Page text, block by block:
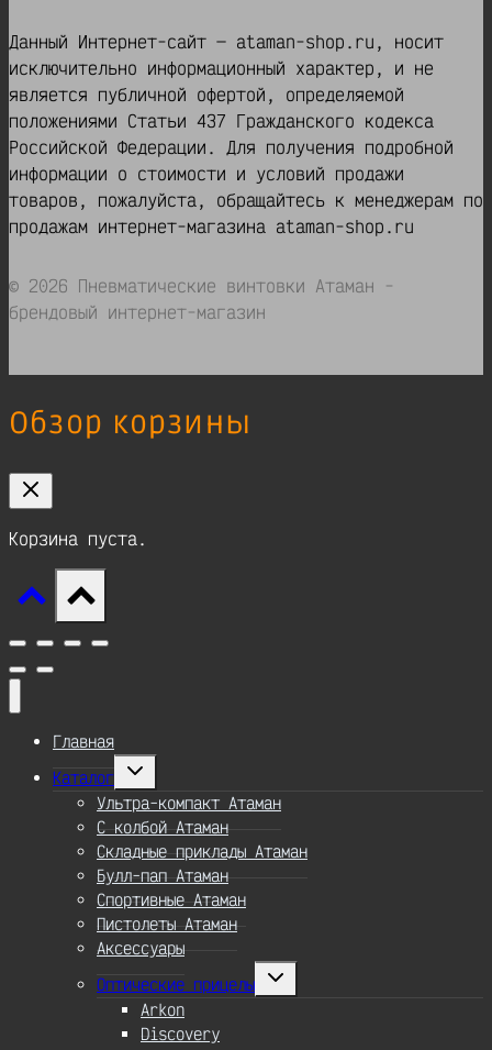
Данный Интернет-сайт — ataman-shop.ru, носит
исключительно информационный характер, и не
является публичной офертой, определяемой
положениями Статьи 437 Гражданского кодекса
Российской Федерации. Для получения подробной
информации о стоимости и условий продажи
товаров, пожалуйста, обращайтесь к менеджерам по
продажам интернет-магазина ataman-shop.ru
© 2026 Пневматические винтовки Атаман -
брендовый интернет-магазин
Обзор корзины
Корзина пуста.
Главная
Каталог
Переключить
меню
Ультра-компакт Атаман
С колбой Атаман
Складные приклады Атаман
Булл-пап Атаман
Спортивные Атаман
Пистолеты Атаман
Аксессуары
Оптические прицелы
Переключить
Arkon
Discovery